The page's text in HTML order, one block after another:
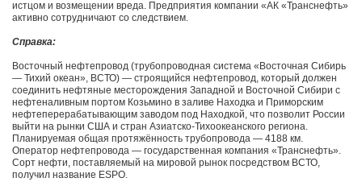
истцом и возмещении вреда. Предприятия компании «АК «Транснефть»
активно сотрудничают со следствием.
Справка:
Восточный нефтепровод (трубопроводная система «Восточная Сибирь
— Тихий океан», ВСТО) — строящийся нефтепровод, который должен
соединить нефтяные месторождения Западной и Восточной Сибири с
нефтеналивным портом Козьмино в заливе Находка и Приморским
нефтеперерабатывающим заводом под Находкой, что позволит России
выйти на рынки США и стран Азиатско-Тихоокеанского региона.
Планируемая общая протяжённость трубопровода — 4188 км.
Оператор нефтепровода — государственная компания «Транснефть».
Сорт нефти, поставляемый на мировой рынок посредством ВСТО,
получил название ESPO.